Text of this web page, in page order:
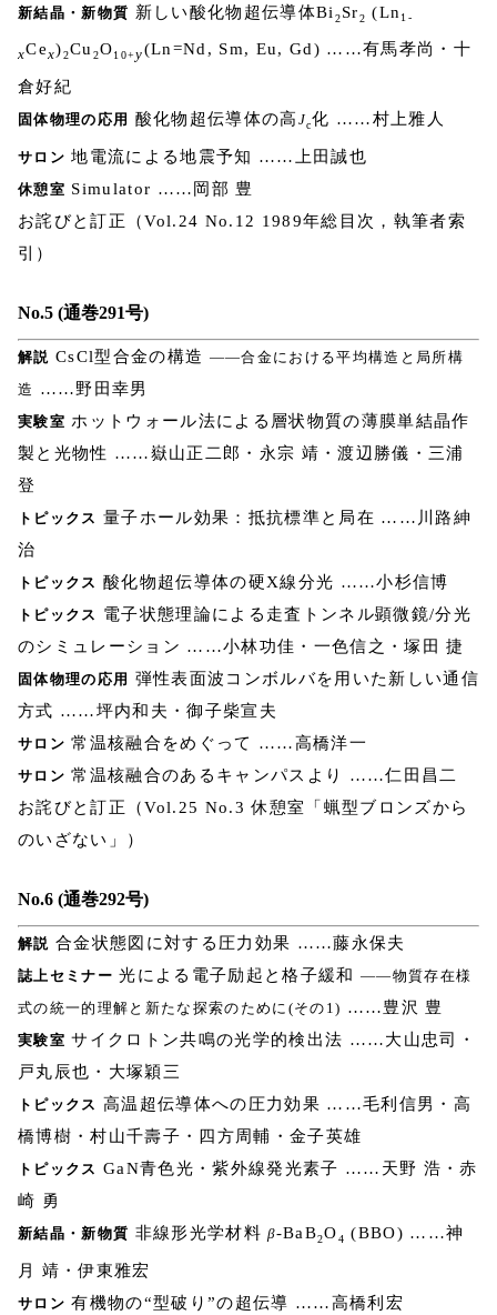
新結晶・新物質 新しい酸化物超伝導体Bi 2Sr2 (Ln 1-
xCex)2Cu 2O10+y(Ln=Nd, Sm, Eu, Gd) ……有馬孝尚・十
倉好紀
固体物理の応用 酸化物超伝導体の高 Jc化 ……村上雅人
サロン 地電流による地震予知 ……上田誠也
休憩室 Simulator ……岡部 豊
お詫びと訂正（Vol.24 No.12 1989年総目次，執筆者索
引）
No.5 (通巻291号)
解説 CsCl型合金の構造 ――合金における平均構造と局所構
造 ……野田幸男
実験室 ホットウォール法による層状物質の薄膜単結晶作
製と光物性 ……嶽山正二郎・永宗 靖・渡辺勝儀・三浦
登
トピックス 量子ホール効果：抵抗標準と局在 ……川路紳
治
トピックス 酸化物超伝導体の硬X線分光 ……小杉信博
トピックス 電子状態理論による走査トンネル顕微鏡/分光
のシミュレーション ……小林功佳・一色信之・塚田 捷
固体物理の応用 弾性表面波コンボルバを用いた新しい通信
方式 ……坪内和夫・御子柴宣夫
サロン 常温核融合をめぐって ……高橋洋一
サロン 常温核融合のあるキャンパスより ……仁田昌二
お詫びと訂正（Vol.25 No.3 休憩室「蝋型ブロンズから
のいざない」）
No.6 (通巻292号)
解説 合金状態図に対する圧力効果 ……藤永保夫
誌上セミナー 光による電子励起と格子緩和 ――物質存在様
式の統一的理解と新たな探索のために(その1) ……豊沢 豊
実験室 サイクロトン共鳴の光学的検出法 ……大山忠司・
戸丸辰也・大塚穎三
トピックス 高温超伝導体への圧力効果 ……毛利信男・高
橋博樹・村山千壽子・四方周輔・金子英雄
トピックス GaN青色光・紫外線発光素子 ……天野 浩・赤
崎 勇
新結晶・新物質 非線形光学材料β-BaB2O4 (BBO) ……神
月 靖・伊東雅宏
サロン 有機物の“型破り”の超伝導 ……高橋利宏